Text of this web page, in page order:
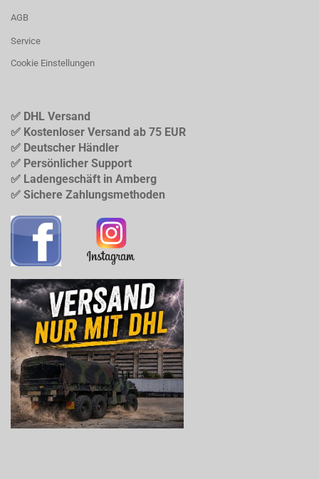
AGB
Service
Cookie Einstellungen
✅ DHL Versand
✅ Kostenloser Versand ab 75 EUR
✅ Deutscher Händler
✅ Persönlicher Support
✅ Ladengeschäft in Amberg
✅ Sichere Zahlungsmethoden